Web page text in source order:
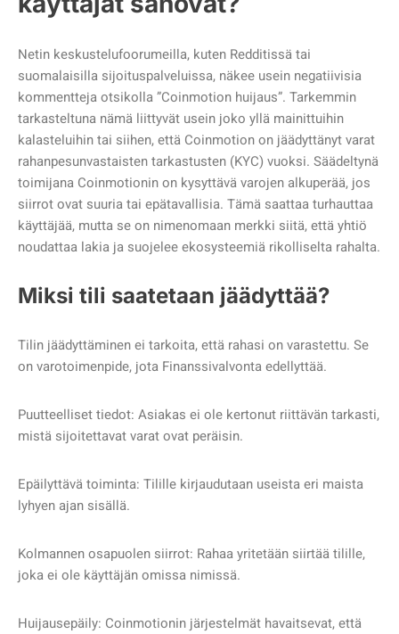
Netin keskustelufoorumeilla, kuten Redditissä tai
suomalaisilla sijoituspalveluissa, näkee usein negatiivisia
kommentteja otsikolla ”Coinmotion huijaus”. Tarkemmin
tarkasteltuna nämä liittyvät usein joko yllä mainittuihin
kalasteluihin tai siihen, että Coinmotion on jäädyttänyt varat
rahanpesunvastaisten tarkastusten (KYC) vuoksi. Säädeltynä
toimijana Coinmotionin on kysyttävä varojen alkuperää, jos
siirrot ovat suuria tai epätavallisia. Tämä saattaa turhauttaa
käyttäjää, mutta se on nimenomaan merkki siitä, että yhtiö
noudattaa lakia ja suojelee ekosysteemiä rikolliselta rahalta.
Miksi tili saatetaan jäädyttää?
Tilin jäädyttäminen ei tarkoita, että rahasi on varastettu. Se
on varotoimenpide, jota Finanssivalvonta edellyttää.
Puutteelliset tiedot: Asiakas ei ole kertonut riittävän tarkasti,
mistä sijoitettavat varat ovat peräisin.
Epäilyttävä toiminta: Tilille kirjaudutaan useista eri maista
lyhyen ajan sisällä.
Kolmannen osapuolen siirrot: Rahaa yritetään siirtää tilille,
joka ei ole käyttäjän omissa nimissä.
Huijausepäily: Coinmotionin järjestelmät havaitsevat, että